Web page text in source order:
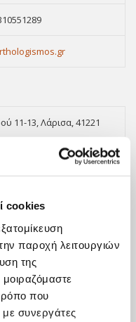
cookies
παροχή λειτουργιών
της
που
με συνεργάτες
11-13, Λάρισα, 41221